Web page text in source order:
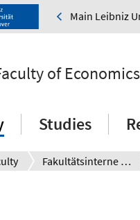
Main Leibniz
of
Studies
Fakultätsinterne Informationen für Beschäftigte